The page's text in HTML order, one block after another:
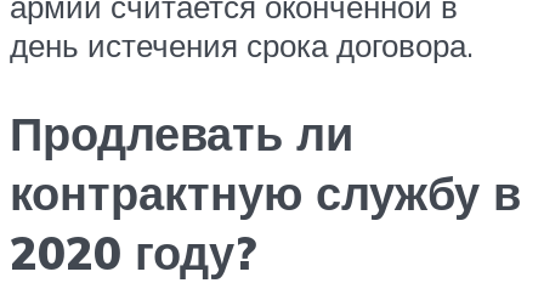
день истечения срока договора.
Продлевать ли
контрактную службу в
2020 году?